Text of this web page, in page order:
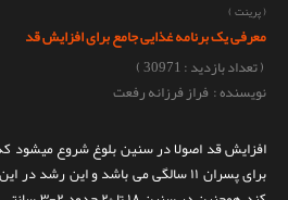
محصولات
مقالات
(پرینت )
معرفی یک برنامه غذایی جامع برای افزایش قد
( تعداد بازدید : 30971 )
نویسنده : فراز فرزانه رفعت